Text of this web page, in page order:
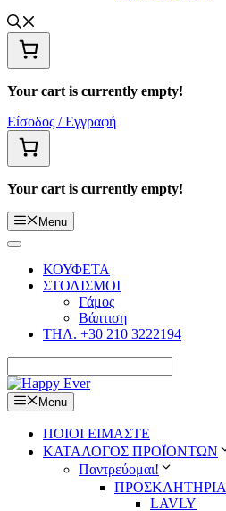
Your cart is currently empty!
Είσοδος / Εγγραφή
Your cart is currently empty!
Menu
ΚΟΥΦΕΤΑ
ΣΤΟΛΙΣΜΟΙ
Γάμος
Βάπτιση
ΤΗΛ. +30 210 3222194
Menu
ΠΟΙΟΙ ΕΙΜΑΣΤΕ
ΚΑΤΑΛΟΓΟΣ ΠΡΟΪΟΝΤΩΝ
Παντρεύομαι!
ΠΡΟΣΚΛΗΤΗΡΙΑ
LAVLY